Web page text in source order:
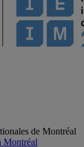
de Montréal
Montréal